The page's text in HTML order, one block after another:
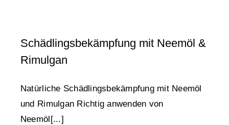
Schädlingsbekämpfung mit Neemöl &
Rimulgan
Natürliche Schädlingsbekämpfung mit Neemöl
und Rimulgan Richtig anwenden von
Neemöl[...]